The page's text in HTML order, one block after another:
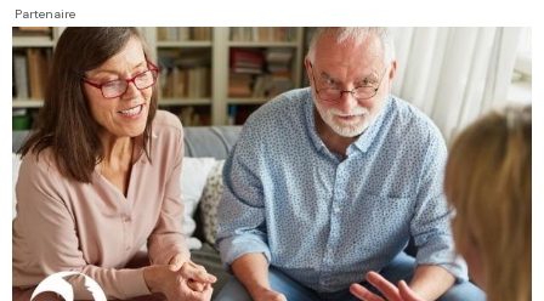
Partenaire